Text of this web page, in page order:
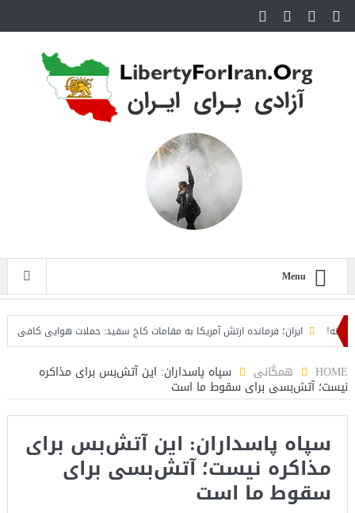
Menu
ایران؛ فرمانده ارتش آمریکا به مقامات کاخ سفید: حملات هوایی کافی نیست
HOME همگانی سپاه پاسداران: این آتش‌بس برای مذاکره
نیست؛ آتش‌بسی برای سقوط ما است
سپاه پاسداران: این آتش‌بس برای
مذاکره نیست؛ آتش‌بسی برای
سقوط ما است